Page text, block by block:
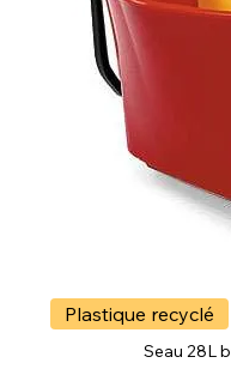
Plastique recyclé
Seau 28L